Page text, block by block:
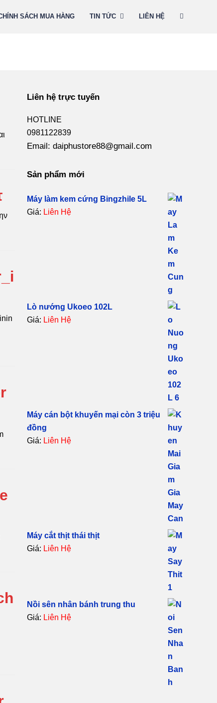
SÁCH MUA HÀNG TIN TỨC LIÊN HỆ
Liên hệ trực tuyến
HOTLINE
0981122839
Email: daiphustore88@gmail.com
Sản phẩm mới
Máy làm kem cứng Bingzhile 5L
Giá: Liên Hệ
Lò nướng Ukoeo 102L
Giá: Liên Hệ
Máy cán bột khuyến mại còn 3 triệu
đồng
Giá: Liên Hệ
Máy cắt thịt thái thịt
Giá: Liên Hệ
Nồi sên nhân bánh trung thu
Giá: Liên Hệ